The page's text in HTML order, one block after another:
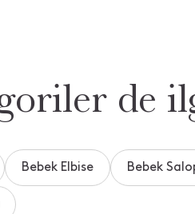
de
Bebek Elbise Bebek